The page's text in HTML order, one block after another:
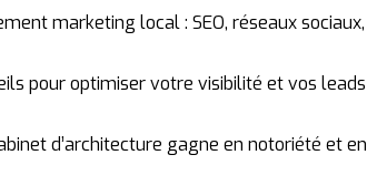
marketing local : SEO, réseauxsociaux,
pouroptimiservotre visibilité etvos leads
d’architecture gagne en notoriété eten